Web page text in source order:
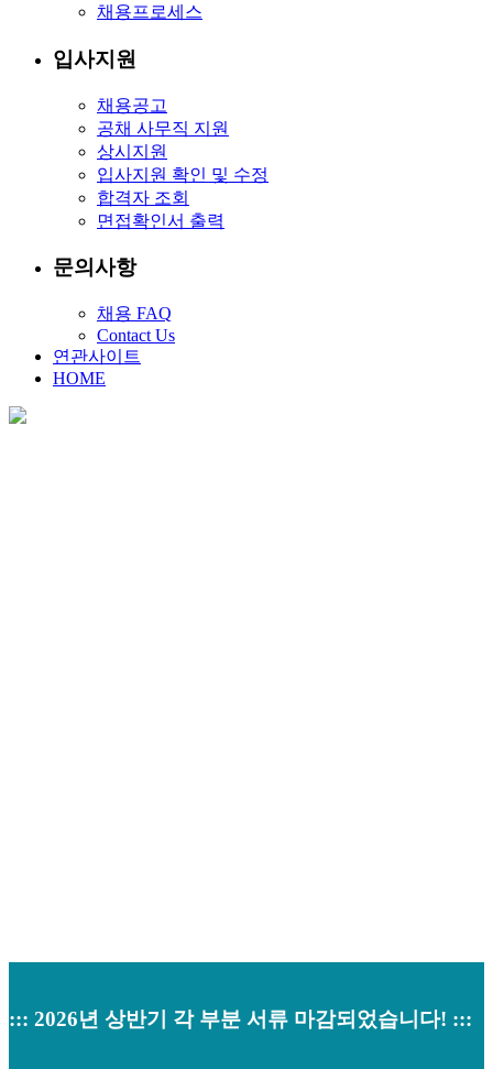
채용프로세스
입사지원
채용공고
공채 사무직 지원
상시지원
입사지원 확인 및 수정
합격자 조회
면접확인서 출력
문의사항
채용 FAQ
Contact Us
연관사이트
HOME
::: 2026년 상반기 각 부분 서류 마감되었습니다! :::